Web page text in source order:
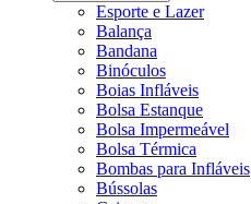
Esporte e Lazer
Balança
Bandana
Binóculos
Boias Infláveis
Bolsa Estanque
Bolsa Impermeável
Bolsa Térmica
Bombas para Infláveis
Bússolas